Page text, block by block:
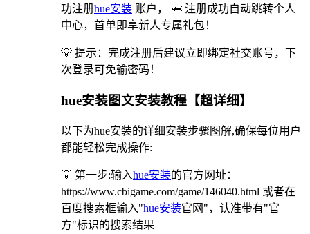
功注册hue安装 账户， 🦈 注册成功自动跳转个人
中心，首单即享新人专属礼包！
💡 提示：完成注册后建议立即绑定社交账号，下
次登录可免输密码！
hue安装图文安装教程【超详细】
以下为hue安装的详细安装步骤图解,确保每位用户
都能轻松完成操作:
💡 第一步:输入hue安装的官方网址：
https://www.cbigame.com/game/146040.html 或者在
百度搜索框输入"hue安装官网"，认准带有"官
方"标识的搜索结果